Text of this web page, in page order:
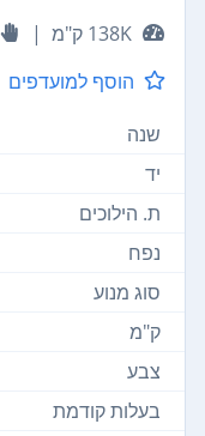
138K ק"מ
|
הוסף למועדפים
שנה
יד
ת. הילוכים
נפח
סוג מנוע
ק"מ
צבע
בעלות קודמת